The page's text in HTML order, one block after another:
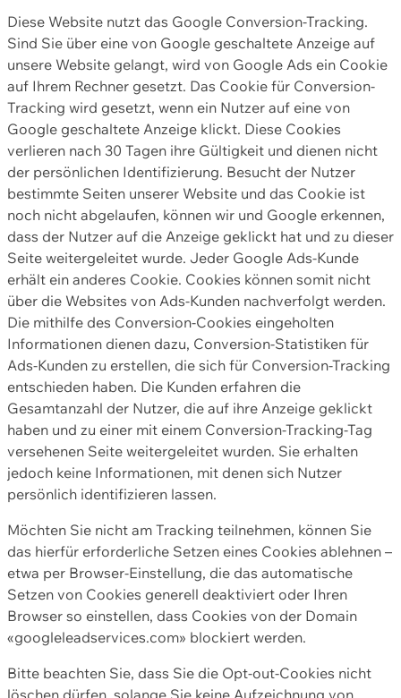
Diese Website nutzt das Google Conversion-Tracking.
Sind Sie über eine von Google geschaltete Anzeige auf
unsere Website gelangt, wird von Google Ads ein Cookie
auf Ihrem Rechner gesetzt. Das Cookie für Conversion-
Tracking wird gesetzt, wenn ein Nutzer auf eine von
Google geschaltete Anzeige klickt. Diese Cookies
verlieren nach 30 Tagen ihre Gültigkeit und dienen nicht
der persönlichen Identifizierung. Besucht der Nutzer
bestimmte Seiten unserer Website und das Cookie ist
noch nicht abgelaufen, können wir und Google erkennen,
dass der Nutzer auf die Anzeige geklickt hat und zu dieser
Seite weitergeleitet wurde. Jeder Google Ads-Kunde
erhält ein anderes Cookie. Cookies können somit nicht
über die Websites von Ads-Kunden nachverfolgt werden.
Die mithilfe des Conversion-Cookies eingeholten
Informationen dienen dazu, Conversion-Statistiken für
Ads-Kunden zu erstellen, die sich für Conversion-Tracking
entschieden haben. Die Kunden erfahren die
Gesamtanzahl der Nutzer, die auf ihre Anzeige geklickt
haben und zu einer mit einem Conversion-Tracking-Tag
versehenen Seite weitergeleitet wurden. Sie erhalten
jedoch keine Informationen, mit denen sich Nutzer
persönlich identifizieren lassen.
Möchten Sie nicht am Tracking teilnehmen, können Sie
das hierfür erforderliche Setzen eines Cookies ablehnen –
etwa per Browser-Einstellung, die das automatische
Setzen von Cookies generell deaktiviert oder Ihren
Browser so einstellen, dass Cookies von der Domain
«googleleadservices.com» blockiert werden.
Bitte beachten Sie, dass Sie die Opt-out-Cookies nicht